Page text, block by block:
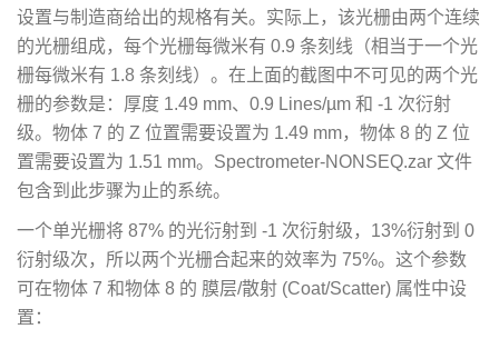
设置与制造商给出的规格有关。实际上，该光栅由两个连续
的光栅组成，每个光栅每微米有 0.9 条刻线（相当于一个光
栅每微米有 1.8 条刻线）。在上面的截图中不可见的两个光
栅的参数是：厚度 1.49 mm、0.9 Lines/µm 和 -1 次衍射
级。物体 7 的 Z 位置需要设置为 1.49 mm，物体 8 的 Z 位
置需要设置为 1.51 mm。Spectrometer-NONSEQ.zar 文件
包含到此步骤为止的系统。
一个单光栅将 87% 的光衍射到 -1 次衍射级，13%衍射到 0
衍射级次，所以两个光栅合起来的效率为 75%。这个参数
可在物体 7 和物体 8 的 膜层/散射 (Coat/Scatter) 属性中设
置：